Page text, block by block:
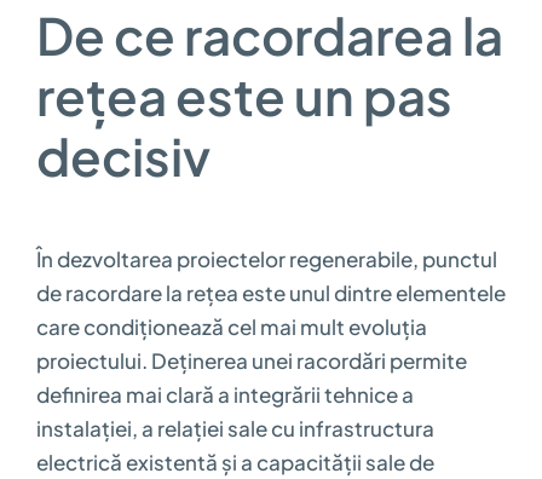
De ce racordarea la
rețea este un pas
decisiv
În dezvoltarea proiectelor regenerabile, punctul
de racordare la rețea este unul dintre elementele
care condiționează cel mai mult evoluția
proiectului. Deținerea unei racordări permite
definirea mai clară a integrării tehnice a
instalației, a relației sale cu infrastructura
electrică existentă și a capacității sale de